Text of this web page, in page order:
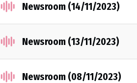
Newsroom (14/11/2023)
Newsroom (13/11/2023)
Newsroom (08/11/2023)